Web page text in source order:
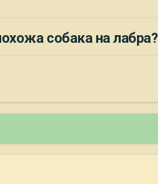
собака на лабра?